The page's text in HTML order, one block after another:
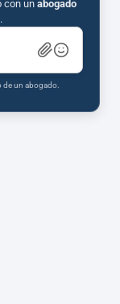
con un abogado
de un abogado.